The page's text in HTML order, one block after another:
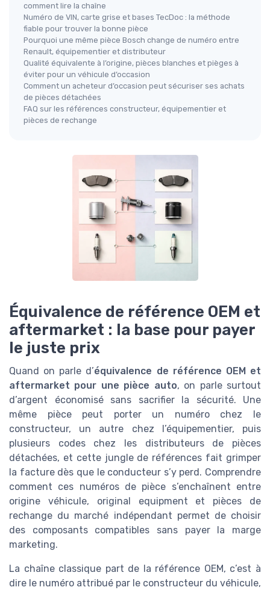
comment lire la chaîne
Numéro de VIN, carte grise et bases TecDoc : la méthode
fiable pour trouver la bonne pièce
Pourquoi une même pièce Bosch change de numéro entre
Renault, équipementier et distributeur
Qualité équivalente à l’origine, pièces blanches et pièges à
éviter pour un véhicule d’occasion
Comment un acheteur d’occasion peut sécuriser ses achats
de pièces détachées
FAQ sur les références constructeur, équipementier et
pièces de rechange
Équivalence de référence OEM et
aftermarket : la base pour payer
le juste prix
Quand on parle d’équivalence de référence OEM et
aftermarket pour une pièce auto, on parle surtout
d’argent économisé sans sacrifier la sécurité. Une
même pièce peut porter un numéro chez le
constructeur, un autre chez l’équipementier, puis
plusieurs codes chez les distributeurs de pièces
détachées, et cette jungle de références fait grimper
la facture dès que le conducteur s’y perd. Comprendre
comment ces numéros de pièce s’enchaînent entre
origine véhicule, original equipment et pièces de
rechange du marché indépendant permet de choisir
des composants compatibles sans payer la marge
marketing.
La chaîne classique part de la référence OEM, c’est à
dire le numéro attribué par le constructeur du véhicule,